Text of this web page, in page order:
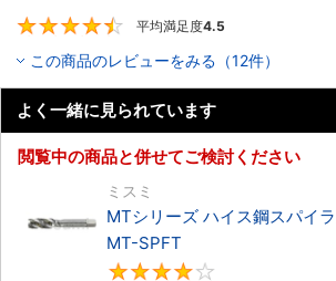
平均満足度4.5
この商品のレビューをみる（12件）
よく一緒に見られています
閲覧中の商品と併せてご検討ください
ミスミ
MTシリーズ ハイス鋼スパイ
MT-SPFT